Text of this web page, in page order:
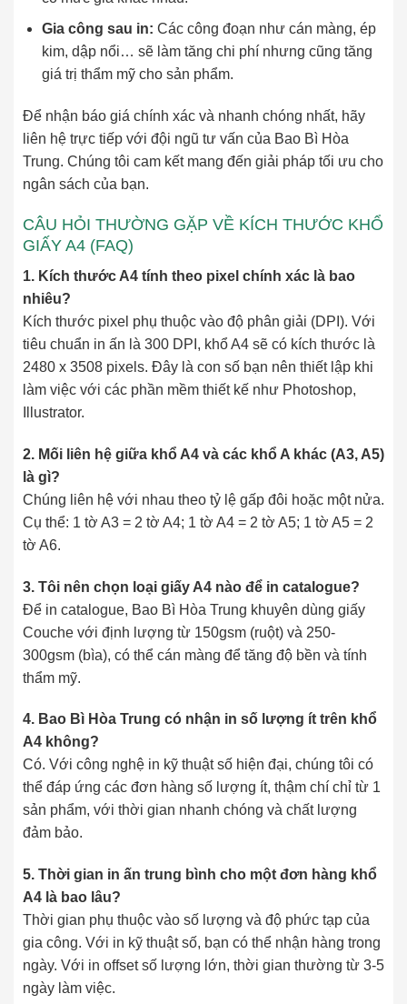
Gia công sau in: Các công đoạn như cán màng, ép
kim, dập nổi… sẽ làm tăng chi phí nhưng cũng tăng
giá trị thẩm mỹ cho sản phẩm.
Để nhận báo giá chính xác và nhanh chóng nhất, hãy
liên hệ trực tiếp với đội ngũ tư vấn của Bao Bì Hòa
Trung. Chúng tôi cam kết mang đến giải pháp tối ưu cho
ngân sách của bạn.
CÂU HỎI THƯỜNG GẶP VỀ KÍCH THƯỚC KHỔ
GIẤY A4 (FAQ)
1. Kích thước A4 tính theo pixel chính xác là bao
nhiêu?
Kích thước pixel phụ thuộc vào độ phân giải (DPI). Với
tiêu chuẩn in ấn là 300 DPI, khổ A4 sẽ có kích thước là
2480 x 3508 pixels. Đây là con số bạn nên thiết lập khi
làm việc với các phần mềm thiết kế như Photoshop,
Illustrator.
2. Mối liên hệ giữa khổ A4 và các khổ A khác (A3, A5)
là gì?
Chúng liên hệ với nhau theo tỷ lệ gấp đôi hoặc một nửa.
Cụ thể: 1 tờ A3 = 2 tờ A4; 1 tờ A4 = 2 tờ A5; 1 tờ A5 = 2
tờ A6.
3. Tôi nên chọn loại giấy A4 nào để in catalogue?
Để in catalogue, Bao Bì Hòa Trung khuyên dùng giấy
Couche với định lượng từ 150gsm (ruột) và 250-
300gsm (bìa), có thể cán màng để tăng độ bền và tính
thẩm mỹ.
4. Bao Bì Hòa Trung có nhận in số lượng ít trên khổ
A4 không?
Có. Với công nghệ in kỹ thuật số hiện đại, chúng tôi có
thể đáp ứng các đơn hàng số lượng ít, thậm chí chỉ từ 1
sản phẩm, với thời gian nhanh chóng và chất lượng
đảm bảo.
5. Thời gian in ấn trung bình cho một đơn hàng khổ
A4 là bao lâu?
Thời gian phụ thuộc vào số lượng và độ phức tạp của
gia công. Với in kỹ thuật số, bạn có thể nhận hàng trong
ngày. Với in offset số lượng lớn, thời gian thường từ 3-5
ngày làm việc.